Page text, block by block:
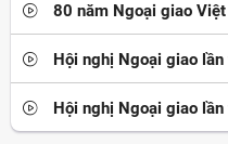
80 năm Ngoại giao
Hội nghị Ngoại giao
Hội nghị Ngoại giao lần